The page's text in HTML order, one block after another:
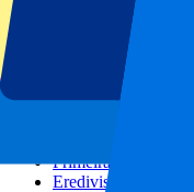
Fußballligen
Champions League
Premier League
Serie A
Primeira Liga
Eredivisie